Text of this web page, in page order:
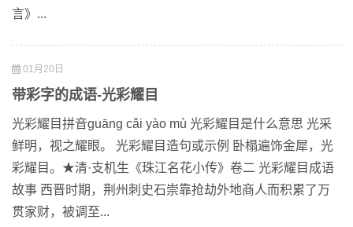
言》...
01月20日
带彩字的成语-光彩耀目
光彩耀目拼音guāng cǎi yào mù 光彩耀目是什么意思 光采
鲜明，视之耀眼。 光彩耀目造句或示例 卧榻遍饰金犀，光
彩耀目。★清·支机生《珠江名花小传》卷二 光彩耀目成语
故事 西晋时期，荆州刺史石崇靠抢劫外地商人而积累了万
贯家财，被调至...